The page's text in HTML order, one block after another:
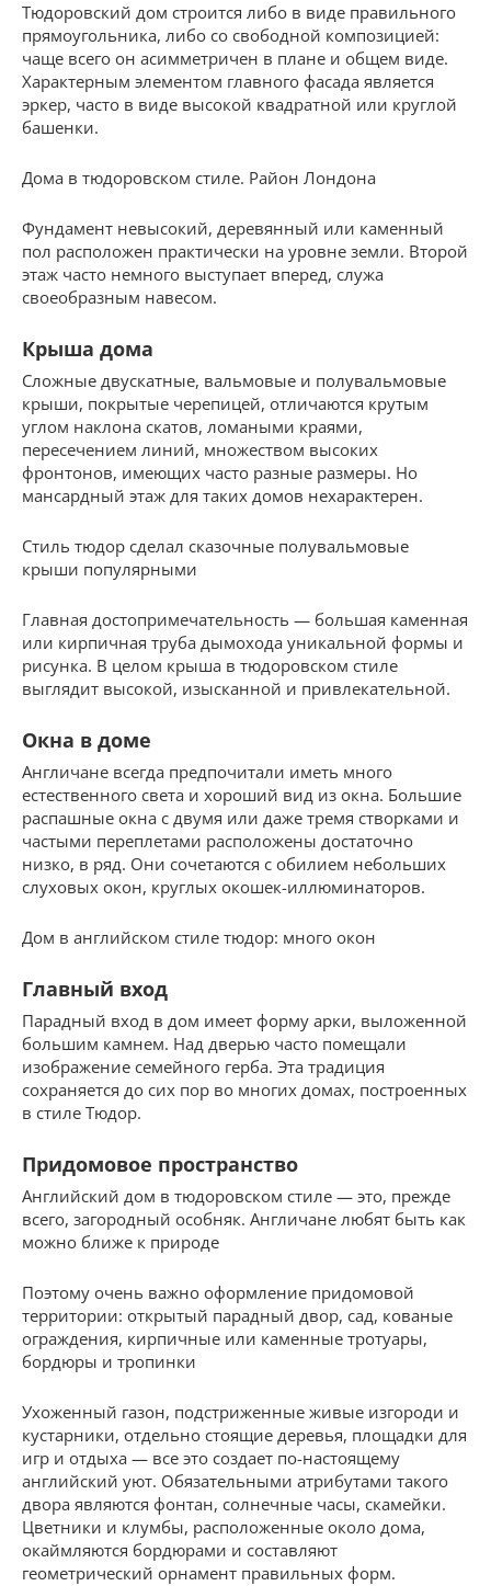
Тюдоровский дом строится либо в виде правильного
прямоугольника, либо со свободной композицией:
чаще всего он асимметричен в плане и общем виде.
Характерным элементом главного фасада является
эркер, часто в виде высокой квадратной или круглой
башенки.
Дома в тюдоровском стиле. Район Лондона
Фундамент невысокий, деревянный или каменный
пол расположен практически на уровне земли. Второй
этаж часто немного выступает вперед, служа
своеобразным навесом.
Крыша дома
Сложные двускатные, вальмовые и полувальмовые
крыши, покрытые черепицей, отличаются крутым
углом наклона скатов, ломаными краями,
пересечением линий, множеством высоких
фронтонов, имеющих часто разные размеры. Но
мансардный этаж для таких домов нехарактерен.
Стиль тюдор сделал сказочные полувальмовые
крыши популярными
Главная достопримечательность — большая каменная
или кирпичная труба дымохода уникальной формы и
рисунка. В целом крыша в тюдоровском стиле
выглядит высокой, изысканной и привлекательной.
Окна в доме
Англичане всегда предпочитали иметь много
естественного света и хороший вид из окна. Большие
распашные окна с двумя или даже тремя створками и
частыми переплетами расположены достаточно
низко, в ряд. Они сочетаются с обилием небольших
слуховых окон, круглых окошек-иллюминаторов.
Дом в английском стиле тюдор: много окон
Главный вход
Парадный вход в дом имеет форму арки, выложенной
большим камнем. Над дверью часто помещали
изображение семейного герба. Эта традиция
сохраняется до сих пор во многих домах, построенных
в стиле Тюдор.
Придомовое пространство
Английский дом в тюдоровском стиле — это, прежде
всего, загородный особняк. Англичане любят быть как
можно ближе к природе
Поэтому очень важно оформление придомовой
территории: открытый парадный двор, сад, кованые
ограждения, кирпичные или каменные тротуары,
бордюры и тропинки
Ухоженный газон, подстриженные живые изгороди и
кустарники, отдельно стоящие деревья, площадки для
игр и отдыха — все это создает по-настоящему
английский уют. Обязательными атрибутами такого
двора являются фонтан, солнечные часы, скамейки.
Цветники и клумбы, расположенные около дома,
окаймляются бордюрами и составляют
геометрический орнамент правильных форм.